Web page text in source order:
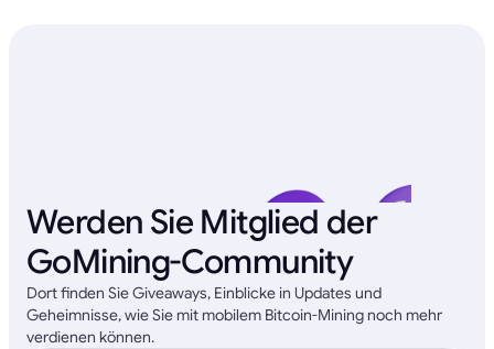
Werden Sie Mitglied der
GoMining-Community
Dort finden Sie Giveaways, Einblicke in Updates und
Geheimnisse, wie Sie mit mobilem Bitcoin-Mining noch mehr
verdienen können.